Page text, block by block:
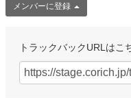
メンバーに登録
トラックバックURLはこ